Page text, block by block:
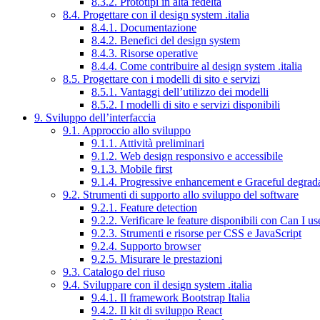
8.4. Progettare con il design system .italia
8.4.1. Documentazione
8.4.2. Benefici del design system
8.4.3. Risorse operative
8.4.4. Come contribuire al design system .italia
8.5. Progettare con i modelli di sito e servizi
8.5.1. Vantaggi dell’utilizzo dei modelli
8.5.2. I modelli di sito e servizi disponibili
9. Sviluppo dell’interfaccia
9.1. Approccio allo sviluppo
9.1.1. Attività preliminari
9.1.2. Web design responsivo e accessibile
9.1.3. Mobile first
9.1.4. Progressive enhancement e Graceful
9.2. Strumenti di supporto allo sviluppo del software
9.2.1. Feature detection
9.2.2. Verificare le feature disponibili con Can I
9.2.3. Strumenti e risorse per CSS e JavaScript
9.2.4. Supporto browser
9.2.5. Misurare le prestazioni
9.3. Catalogo del riuso
9.4. Sviluppare con il design system .italia
9.4.1. Il framework Bootstrap Italia
9.4.2. Il kit di sviluppo React